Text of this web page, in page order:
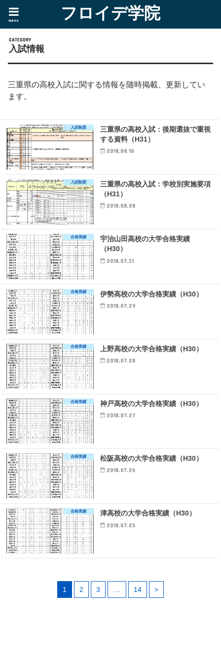
フロイデ学院
menu
入試情報
三重県の高校入試に関する情報を随時掲載、更新してい
ます。
入試制度
三重県の高校入試：後期選抜で重視
する資料（H31）
2018.08.10
入試制度
三重県の高校入試：学校別実施要項
（H31）
2018.08.08
合格実績
宇治山田高校の大学合格実績
（H30）
2018.07.31
合格実績 伊勢高校の大学合格実績（H30）
2018.07.29
合格実績 上野高校の大学合格実績（H30）
2018.07.28
合格実績 神戸高校の大学合格実績（H30）
2018.07.27
合格実績 松阪高校の大学合格実績（H30）
2018.07.26
合格実績 津高校の大学合格実績（H30）
2018.07.25
1 2 3 14 >